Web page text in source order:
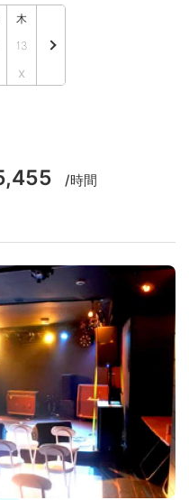
木
13
x
/時間